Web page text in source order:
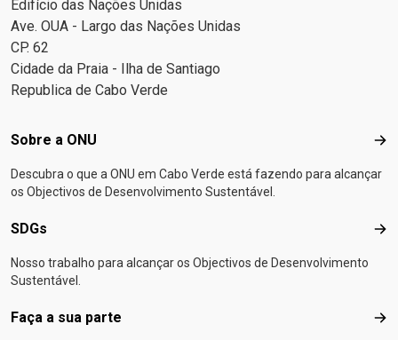
Edifício das Nações Unidas
Ave. OUA - Largo das Nações Unidas
CP. 62
Cidade da Praia - Ilha de Santiago
Republica de Cabo Verde
Footer menu
Sobre a ONU
Descubra o que a ONU em Cabo Verde está fazendo para alcançar
os Objectivos de Desenvolvimento Sustentável.
SDGs
Nosso trabalho para alcançar os Objectivos de Desenvolvimento
Sustentável.
Faça a sua parte